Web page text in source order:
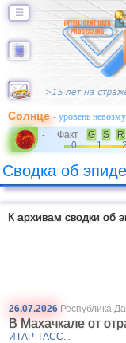
☰
Солнце- уровень
- Факт G S R
0
1
Сводка об
К архивам сводки об
26.07.2026 Республика
В Махачкале от
ИТАР-ТАСС...